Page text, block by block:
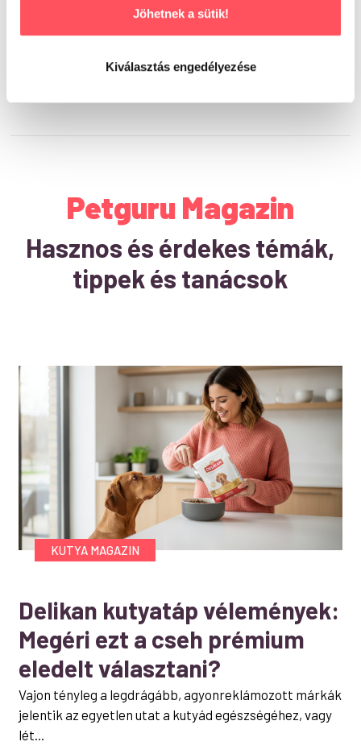
Jöhetnek a sütik!
Kiválasztás engedélyezése
Opciók választása
Petguru Magazin
Hasznos és érdekes témák,
tippek és tanácsok
KUTYA MAGAZIN
Delikan kutyatáp vélemények:
Megéri ezt a cseh prémium
eledelt választani?
Vajon tényleg a legdrágább, agyonreklámozott márkák
jelentik az egyetlen utat a kutyád egészségéhez, vagy
lét...